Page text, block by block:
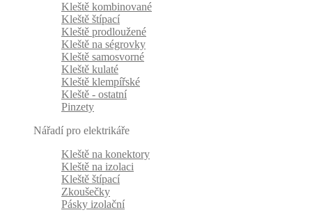
Kleště kombinované
Kleště štípací
Kleště prodloužené
Kleště na ségrovky
Kleště samosvorné
Kleště kulaté
Kleště klempířské
Kleště - ostatní
Pinzety
Nářadí pro elektrikáře
Kleště na konektory
Kleště na izolaci
Kleště štípací
Zkoušečky
Pásky izolační